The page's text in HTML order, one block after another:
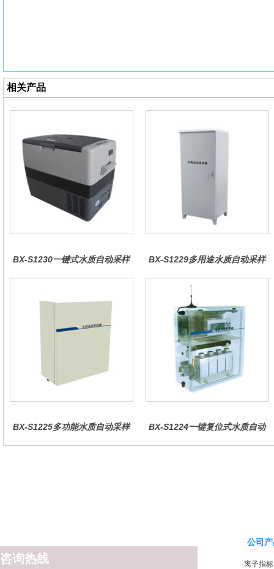
相关产品
BX-S1230一键式水质自动采样
BX-S1229多用途水质自动采样
BX-S1225多功能水质自动采样
BX-S1224一键复位式水质自动
咨询热线
公司
离子指标